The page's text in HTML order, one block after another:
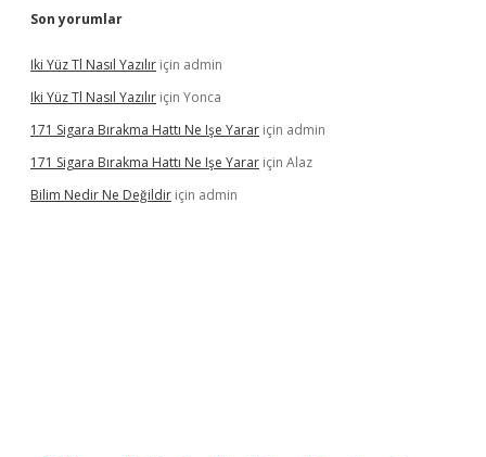
Son yorumlar
Iki Yüz Tl Nasıl Yazılır için admin
Iki Yüz Tl Nasıl Yazılır için Yonca
171 Sigara Bırakma Hattı Ne Işe Yarar için admin
171 Sigara Bırakma Hattı Ne Işe Yarar için Alaz
Bilim Nedir Ne Değildir için admin